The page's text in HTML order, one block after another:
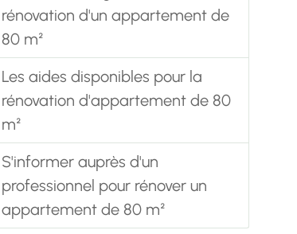
rénovation d'un appartement de
80 m²
Les aides disponibles pour la
rénovation d'appartement de 80
m²
S'informer auprès d'un
professionnel pour rénover un
appartement de 80 m²